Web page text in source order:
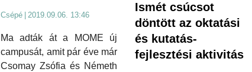
Csépé 2019.09.06. 13:46
Ma adták át a MOME új
campusát, amit pár éve már
Csomay Zsófia és Németh
Ismét csúcsot
döntött az oktatási
és kutatás-
fejlesztési aktivitás